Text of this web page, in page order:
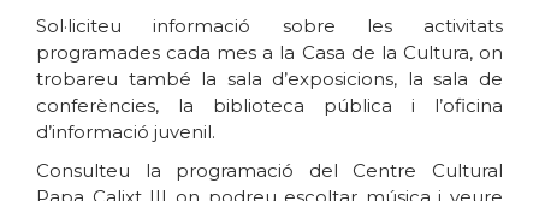
Sol·liciteu informació sobre les activitats
programades cada mes a la Casa de la Cultura, on
trobareu també la sala d’exposicions, la sala de
conferències, la biblioteca pública i l’oficina
d’informació juvenil.
Consulteu la programació del Centre Cultural